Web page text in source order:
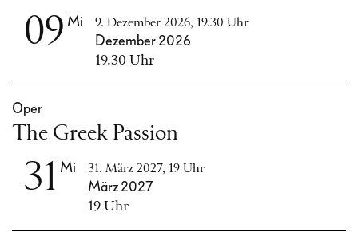
09 Mi 9. Dezember 2026, 19.30 Uhr
Dezember 2026
19.30 Uhr
31 Mi 31. März 2027, 19 Uhr
März 2027
19 Uhr
The Greek Passion
Oper